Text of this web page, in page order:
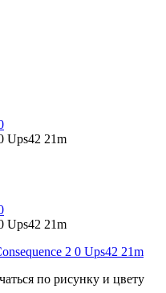
Ups42 21m
Ups42 21m
по рисунку и цвету